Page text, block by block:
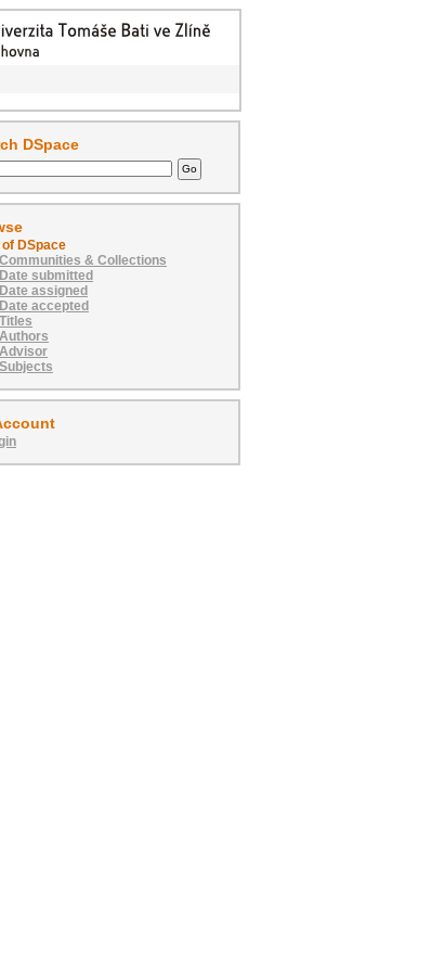
DSpace
DSpace
Communities & Collections
Date submitted
Date assigned
Date accepted
Titles
Authors
Advisor
Subjects